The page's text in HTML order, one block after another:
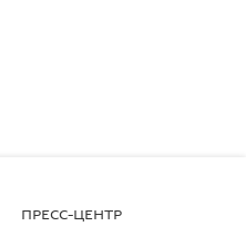
ПРЕСС-ЦЕНТР